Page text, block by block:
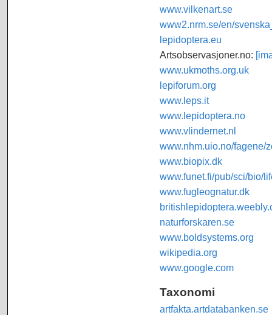
www.vilkenart.se
www2.nrm.se/en/
lepidoptera.eu
Artsobservasjoner.no:
www.ukmoths.org.uk
lepiforum.org
www.leps.it
www.lepidoptera.no
www.vlindernet.nl
www.nhm.uio.no/fagene/
www.biopix.dk
www.funet.fi/pub/sci/bio/
www.fugleognatur.dk
naturforskaren.se
www.boldsystems.org
wikipedia.org
www.google.com
Taxonomi
artfakta.artdatabanken.se